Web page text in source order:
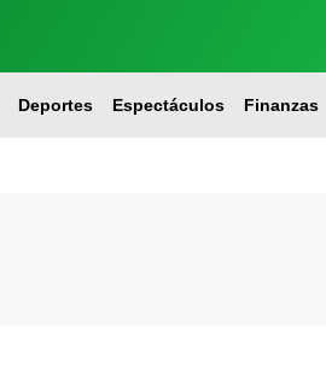
Deportes Espectáculos Finanzas